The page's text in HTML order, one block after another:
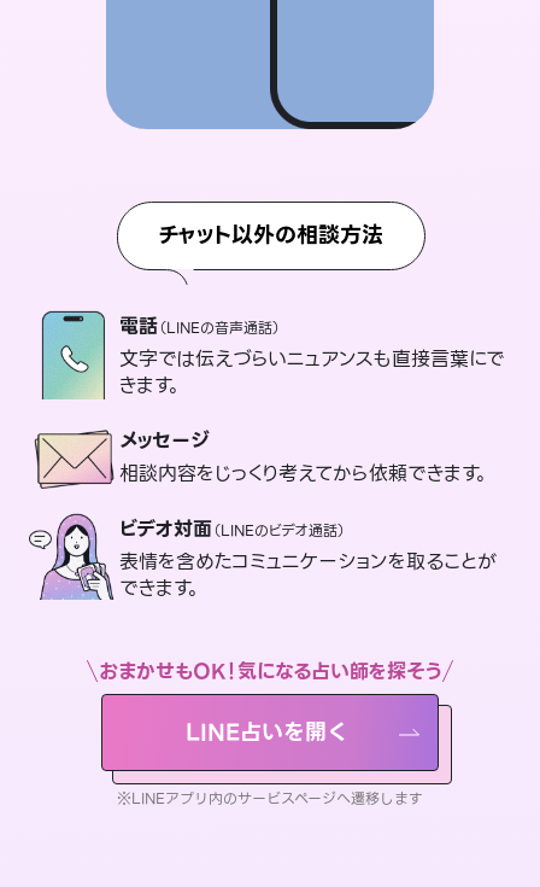
チャット以外の相談方法
電話（LINEの音声通話）
文字では伝えづらいニュアンスも直接言葉にで
きます。
メッセージ
相談内容をじっくり考えてから依頼できます。
ビデオ対面（LINEのビデオ通話）
表情を含めたコミュニケーションを取ることが
できます。
おまかせもOK！気になる占い師を探そう
LINE占いを開く
※LINEアプリ内のサービスページへ遷移します